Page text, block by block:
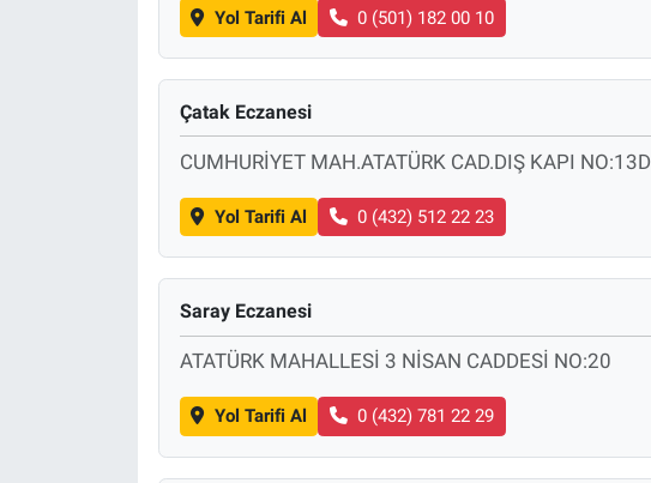
Yol Tarifi Al 0 (501) 182 00 10
Çatak Eczanesi
CUMHURİYET MAH.ATATÜRK CAD.DIŞ KAPI NO:13D
Yol Tarifi Al 0 (432) 512 22 23
Saray Eczanesi
ATATÜRK MAHALLESİ 3 NİSAN CADDESİ NO:20
Yol Tarifi Al 0 (432) 781 22 29